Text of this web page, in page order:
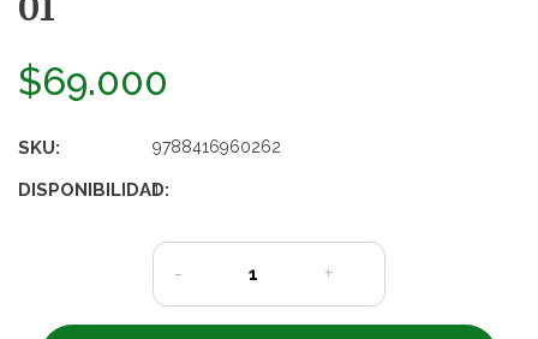
$69.000
SKU: 9788416960262
DISPONIBILIDAD:
1
- +